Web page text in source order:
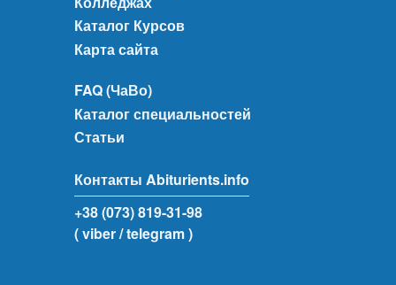
Каталог Курсов
Карта сайта
FAQ (ЧаВо)
Каталог специальностей
Статьи
Контакты Abiturients.info
+38 (073) 819-31-98
( viber/ telegram )